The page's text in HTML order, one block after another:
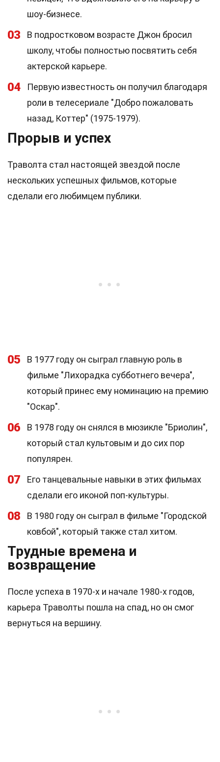
шоу-бизнесе.
03
В подростковом возрасте Джон бросил
школу, чтобы полностью посвятить себя
актерской карьере.
04
Первую известность он получил благодаря
роли в телесериале "Добро пожаловать
назад, Коттер" (1975-1979).
Прорыв и успех
Траволта стал настоящей звездой после
нескольких успешных фильмов, которые
сделали его любимцем публики.
05
В 1977 году он сыграл главную роль в
фильме "Лихорадка субботнего вечера",
который принес ему номинацию на премию
"Оскар".
06
В 1978 году он снялся в мюзикле "Бриолин",
который стал культовым и до сих пор
популярен.
07
Его танцевальные навыки в этих фильмах
сделали его иконой поп-культуры.
08
В 1980 году он сыграл в фильме "Городской
ковбой", который также стал хитом.
Трудные времена и
возвращение
После успеха в 1970-х и начале 1980-х годов,
карьера Траволты пошла на спад, но он смог
вернуться на вершину.